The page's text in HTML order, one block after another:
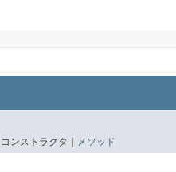
コンストラクタ |
メソッド